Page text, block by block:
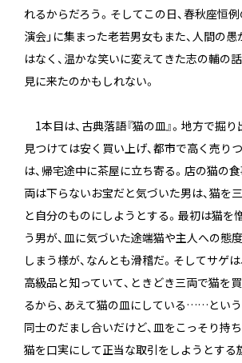
れるからだろう。そしてこの日、春秋座恒
演会」に集まった老若男女もまた、人間の
はなく、温かな笑いに変えてきた志の輔の
見に来たのかもしれない。
1本目は、古典落語『猫の皿』。地方で掘
見つけては安く買い上げ、都市で高く売りつ
は、帰宅途中に茶屋に立ち寄る。店の猫の
両は下らないお宝だと気づいた男は、猫を
と自分のものにしようとする。最初は猫を
う男が、皿に気づいた途端猫や主人への態
しまう様が、なんとも滑稽だ。そしてサゲ
高級品と知っていて、ときどき三両で猫を
るから、あえて猫の皿にしている……とい
同士のだまし合いだけど、皿をこっそり持
猫を口実にして正当な取引をしようとする